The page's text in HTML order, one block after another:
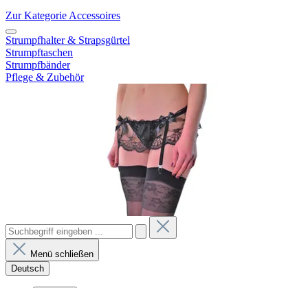
Zur Kategorie Accessoires
Strumpfhalter & Strapsgürtel
Strumpftaschen
Strumpfbänder
Pflege & Zubehör
Menü schließen
Deutsch